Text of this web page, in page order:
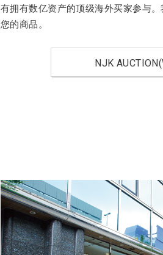
有拥有数亿资产的顶级海外买家参与
您的商品。
NJK